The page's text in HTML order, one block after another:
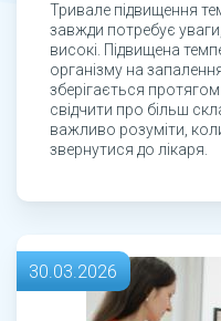
Тривале підвищення
завжди потребує
високі. Підвищена
організму на
зберігається
свідчити про більш
важливо розуміти,
звернутися до лікаря.
30.03.2026